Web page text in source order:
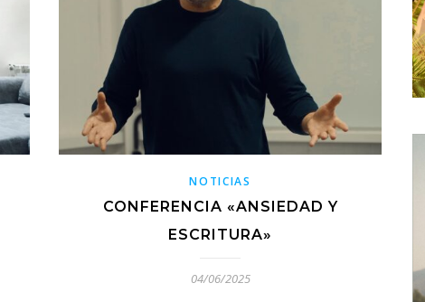
NOTICIAS
CONFERENCIA «ANSIEDAD Y
ESCRITURA»
04/06/2025